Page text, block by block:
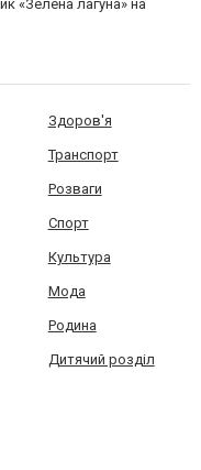
«Зелена лагуна» на
Здоров'я
Транспорт
Розваги
Спорт
Культура
Мода
Родина
Дитячий розділ